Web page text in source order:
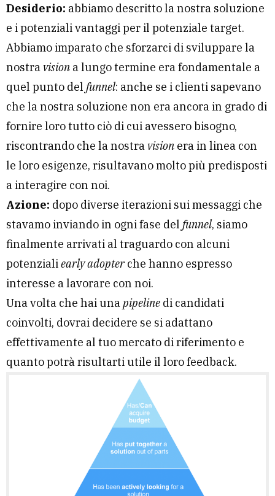
Desiderio: abbiamo descritto la nostra soluzione
e i potenziali vantaggi per il potenziale target.
Abbiamo imparato che sforzarci di sviluppare la
nostra vision a lungo termine era fondamentale a
quel punto del funnel: anche se i clienti sapevano
che la nostra soluzione non era ancora in grado di
fornire loro tutto ciò di cui avessero bisogno,
riscontrando che la nostra vision era in linea con
le loro esigenze, risultavano molto più predisposti
a interagire con noi.
Azione: dopo diverse iterazioni sui messaggi che
stavamo inviando in ogni fase del funnel, siamo
finalmente arrivati al traguardo con alcuni
potenzialiearly adopterche hanno espresso
interesse a lavorare con noi.
Una volta che hai unapipeline di candidati
coinvolti, dovrai decidere se si adattano
effettivamente al tuo mercato di riferimento e
quanto potrà risultarti utile il loro feedback.